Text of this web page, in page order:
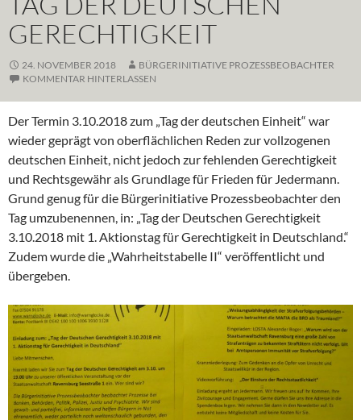
GERECHTIGKEIT
24. NOVEMBER 2018
BÜRGERINITIATIVE PROZESSBEOBACHTER
KOMMENTAR HINTERLASSEN
Der Termin 3.10.2018 zum „Tag der deutschen Einheit“ war
wieder geprägt von oberflächlichen Reden zur vollzogenen
deutschen Einheit, nicht jedoch zur fehlenden Gerechtigkeit
und Rechtsgewähr als Grundlage für Frieden für Jedermann.
Grund genug für die Bürgerinitiative Prozessbeobachter den
Tag umzubenennen, in: „Tag der Deutschen Gerechtigkeit
3.10.2018 mit 1. Aktionstag für Gerechtigkeit in Deutschland.“
Zudem wurde die „Wahrheitstabelle II“ veröffentlicht und
übergeben.